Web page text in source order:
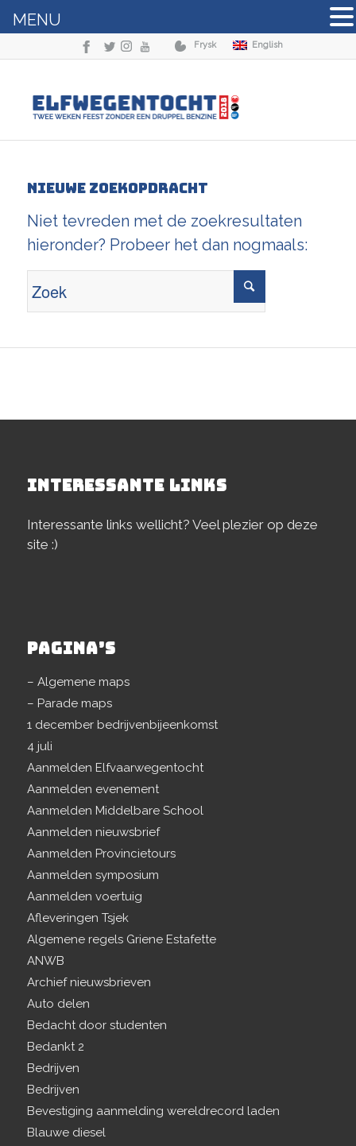
Frysk English
Nieuwe zoekopdracht
Niet tevreden met de zoekresultaten
hieronder? Probeer het dan nogmaals:
INTERESSANTE LINKS
Interessante links wellicht? Veel plezier op deze
site :)
PAGINA’S
– Algemene maps
– Parade maps
1 december bedrijvenbijeenkomst
4 juli
Aanmelden Elfvaarwegentocht
Aanmelden evenement
Aanmelden Middelbare School
Aanmelden nieuwsbrief
Aanmelden Provincietours
Aanmelden symposium
Aanmelden voertuig
Afleveringen Tsjek
Algemene regels Griene Estafette
ANWB
Archief nieuwsbrieven
Auto delen
Bedacht door studenten
Bedankt 2
Bedrijven
Bedrijven
Bevestiging aanmelding wereldrecord laden
Blauwe diesel
MENU